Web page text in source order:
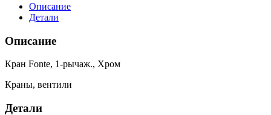
Описание
Детали
Описание
Кран Fonte, 1-рычаж., Хром
Краны, вентили
Детали